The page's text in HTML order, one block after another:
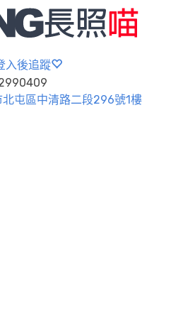
入後追蹤
北屯區中清路二段296號1樓